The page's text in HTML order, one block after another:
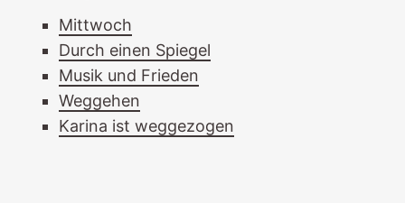
Mittwoch
Durch einen Spiegel
Musik und Frieden
Weggehen
Karina ist weggezogen